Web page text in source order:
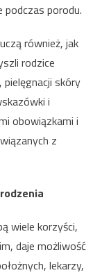
podczas porodu.
również, jak
rodzice
skóry
i
obowiązkami i
z
wiele korzyści,
daje możliwość
lekarzy,